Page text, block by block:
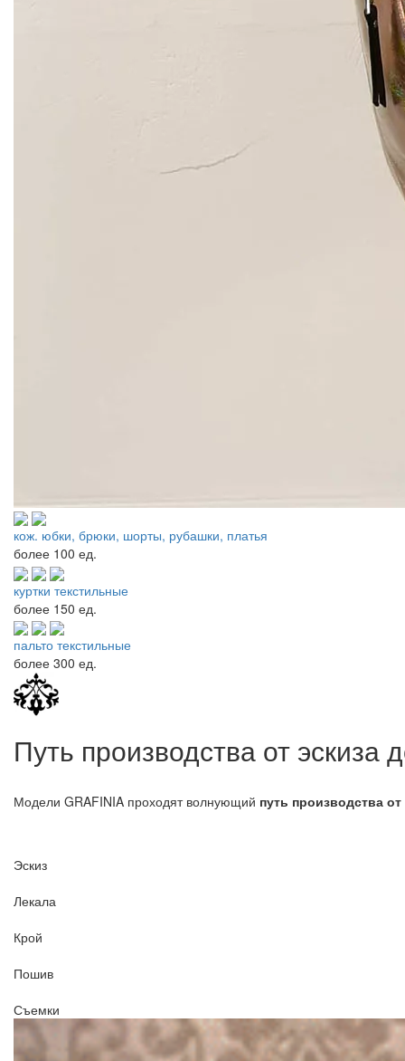
кож. юбки, брюки, шорты, рубашки, платья
более 100 ед.
куртки текстильные
более 150 ед.
пальто текстильные
более 300 ед.
Путь производства от эскиза
Модели GRAFINIA проходят волнующий путь производства
Эскиз
Лекала
Крой
Пошив
Съемки